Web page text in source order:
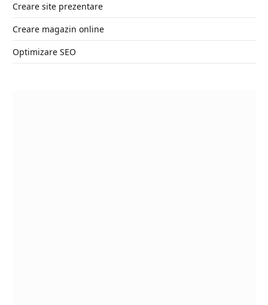
Creare site prezentare
Creare magazin online
Optimizare SEO